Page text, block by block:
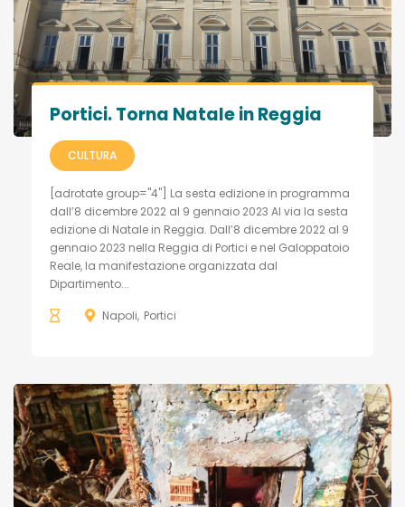
Portici. Torna Natale in Reggia
CULTURA
[adrotate group="4"] La sesta edizione in programma
dall’8 dicembre 2022 al 9 gennaio 2023 Al via la sesta
edizione di Natale in Reggia. Dall’8 dicembre 2022 al 9
gennaio 2023 nella Reggia di Portici e nel Galoppatoio
Reale, la manifestazione organizzata dal
Dipartimento...
Napoli Portici